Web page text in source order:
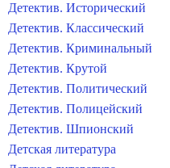
Детектив. Исторический
Детектив. Классический
Детектив. Криминальный
Детектив. Крутой
Детектив. Политический
Детектив. Полицейский
Детектив. Шпионский
Детская литература